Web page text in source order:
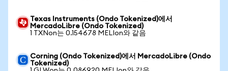
Texas Instruments (Ondo Tokenized)에서
MercadoLibre (Ondo Tokenized)
1 TXNon는 0.154678 MELIon와 같음
Corning (Ondo Tokenized)에서 MercadoLibre (Ondo
Tokenized)